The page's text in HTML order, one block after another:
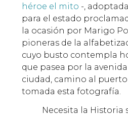
héroe el mito -,
para el estado
la ocasión por Marigo
pioneras de la
cuyo busto contempla
que pasea por la
ciudad, camino al
tomada esta fotografía.
Necesita la Historia